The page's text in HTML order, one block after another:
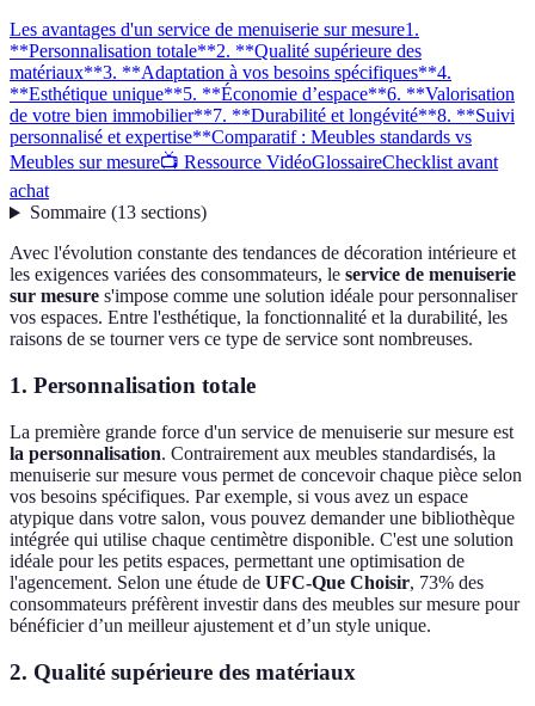
Les avantages d'un service de menuiserie sur mesure1.
**Personnalisation totale**2. **Qualité supérieure des
matériaux**3. **Adaptation à vos besoins spécifiques**4.
**Esthétique unique**5. **Économie d’espace**6. **Valorisation
de votre bien immobilier**7. **Durabilité et longévité**8. **Suivi
personnalisé et expertise**Comparatif : Meubles standards vs
Meubles sur mesure📺 Ressource VidéoGlossaireChecklist avant
achat
Sommaire(13 sections)
Avec l'évolution constante des tendances de décoration intérieure et
les exigences variées des consommateurs, le service de menuiserie
sur mesure s'impose comme une solution idéale pour personnaliser
vos espaces. Entre l'esthétique, la fonctionnalité et la durabilité, les
raisons de se tourner vers ce type de service sont nombreuses.
1. Personnalisation totale
La première grande force d'un service de menuiserie sur mesure est
la personnalisation. Contrairement aux meubles standardisés, la
menuiserie sur mesure vous permet de concevoir chaque pièce selon
vos besoins spécifiques. Par exemple, si vous avez un espace
atypique dans votre salon, vous pouvez demander une bibliothèque
intégrée qui utilise chaque centimètre disponible. C'est une solution
idéale pour les petits espaces, permettant une optimisation de
l'agencement. Selon une étude de UFC-Que Choisir, 73% des
consommateurs préfèrent investir dans des meubles sur mesure pour
bénéficier d’un meilleur ajustement et d’un style unique.
2. Qualité supérieure des matériaux